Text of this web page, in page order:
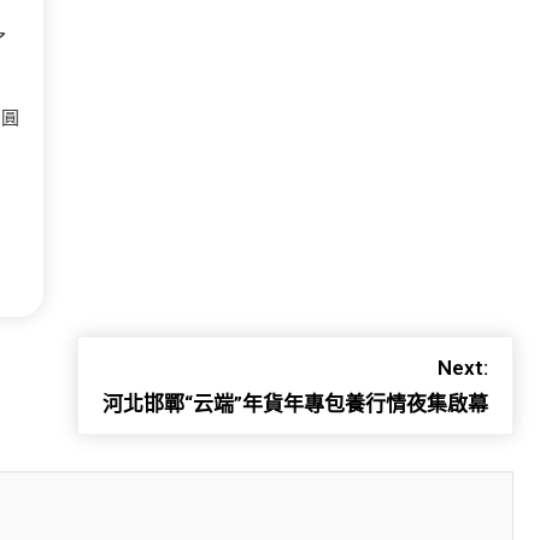
Next:
河北邯鄲“云端”年貨年專包養行情夜集啟幕